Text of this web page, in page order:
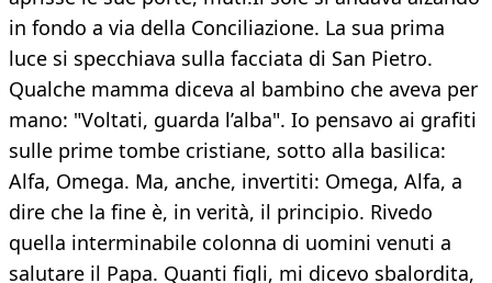
in fondo a via della Conciliazione. La sua prima
luce si specchiava sulla facciata di San Pietro.
Qualche mamma diceva al bambino che aveva per
mano: "Voltati, guarda l’alba". Io pensavo ai grafiti
sulle prime tombe cristiane, sotto alla basilica:
Alfa, Omega. Ma, anche, invertiti: Omega, Alfa, a
dire che la fine è, in verità, il principio. Rivedo
quella interminabile colonna di uomini venuti a
salutare il Papa. Quanti figli, mi dicevo sbalordita,